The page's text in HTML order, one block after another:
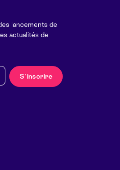
lancements de
actualités de
S'inscrire